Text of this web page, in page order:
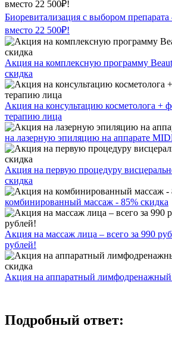
Биоревитализация с выбором препарата
вместо 22 500₽!
Акция на комплексную программу
скидка
Акция на консультацию косметолога +
терапию лица
на лазерную эпиляцию на аппарате
Акция на первую процедуру
скидка
комбинированный массаж - 85% скидка
Акция на массаж лица – всего за 990
рублей!
Акция на аппаратный лимфодренажный
Подробный ответ: